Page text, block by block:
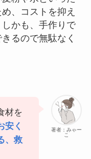
、コストを抑え
かも、手作りで
るので無駄なく
著者：みゃー
こ
材を
安く
、救